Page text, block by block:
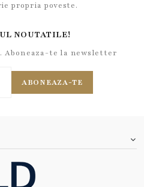
propria poveste.
NOUTATILE!
Aboneaza-te la newsletter
ABONEAZA-TE